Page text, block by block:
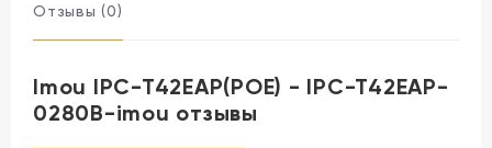
Отзывы (0)
Imou IPC-T42EAP(POE) - IPC-T42EAP-
0280B-imou отзывы